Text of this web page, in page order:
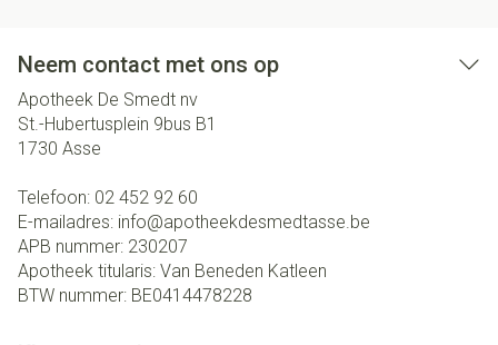
Neem contact met ons op
Apotheek De Smedt nv
St.-Hubertusplein 9bus B1
1730 Asse
Telefoon: 02 452 92 60
E-mailadres: info@apotheekdesmedtasse.be
APB nummer: 230207
Apotheek titularis: Van Beneden Katleen
BTW nummer: BE0414478228